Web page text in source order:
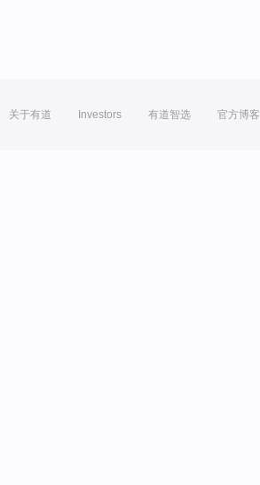
关于有道 Investors 有道智选 官方博客